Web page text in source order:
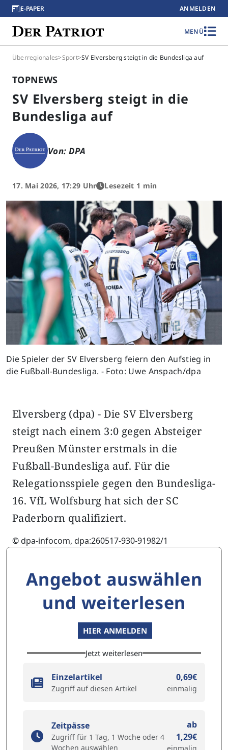
E-PAPER ANMELDEN
MENÜ
Überregionales>Sport>SV Elversberg steigt in die Bundesliga auf
TOPNEWS
SV Elversberg steigt in die
Bundesliga auf
Von: DPA
17. Mai 2026, 17:29 Uhr Lesezeit 1 min
Die Spieler der SV Elversberg feiern den Aufstieg in
die Fußball-Bundesliga. - Foto: Uwe Anspach/dpa
Elversberg (dpa) - Die SV Elversberg
steigt nach einem 3:0 gegen Absteiger
Preußen Münster erstmals in die
Fußball-Bundesliga auf. Für die
Relegationsspiele gegen den Bundesliga-
16. VfL Wolfsburg hat sich der SC
Paderborn qualifiziert.
© dpa-infocom, dpa:260517-930-91982/1
Angebot auswählen
und weiterlesen
HIER ANMELDEN
Jetzt weiterlesen
Einzelartikel
Zugriff auf diesen Artikel
0,69€
einmalig
Zeitpässe
Zugriff für 1 Tag, 1 Woche oder 4
Wochen auswählen
ab
1,29€